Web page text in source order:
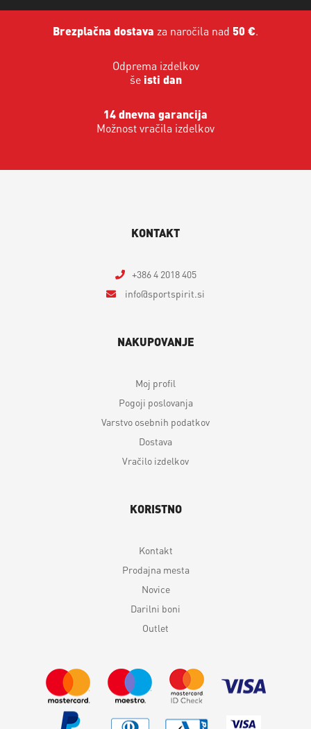
Brezplačna dostava za naročila nad 50 €.
Odprema izdelkov
še isti dan
14 dnevna garancija
Možnost vračila izdelkov
KONTAKT
+386 4 2018 405
info
sportspirit.si
NAKUPOVANJE
Moj profil
Pogoji poslovanja
Varstvo osebnih podatkov
Dostava
Vračilo izdelkov
KORISTNO
Kontakt
Prodajna mesta
Novice
Darilni boni
Outlet